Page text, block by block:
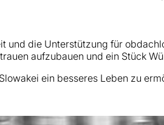
die Unterstützung für
aufzubauen und ein Stück
ein besseres Leben zu